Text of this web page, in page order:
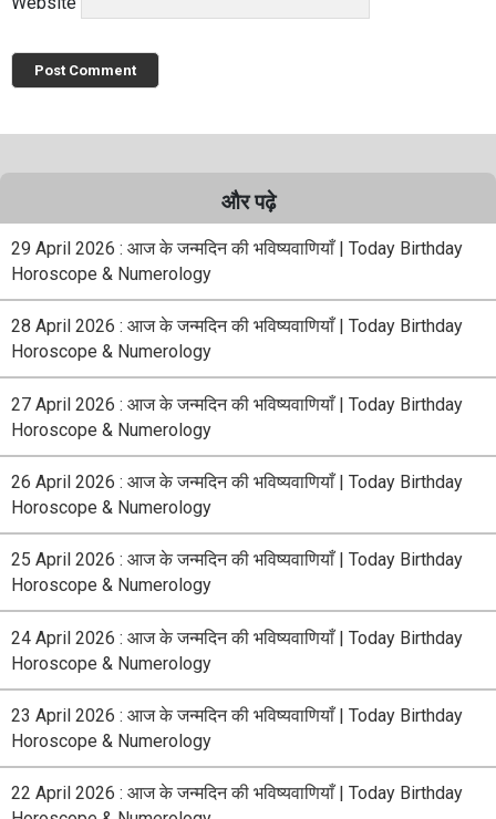
और पढ़े
29 April 2026 : आज के जन्मदिन की भविष्यवाणियाँ | Today Birthday
Horoscope & Numerology
28 April 2026 : आज के जन्मदिन की भविष्यवाणियाँ | Today Birthday
Horoscope & Numerology
27 April 2026 : आज के जन्मदिन की भविष्यवाणियाँ | Today Birthday
Horoscope & Numerology
26 April 2026 : आज के जन्मदिन की भविष्यवाणियाँ | Today Birthday
Horoscope & Numerology
25 April 2026 : आज के जन्मदिन की भविष्यवाणियाँ | Today Birthday
Horoscope & Numerology
24 April 2026 : आज के जन्मदिन की भविष्यवाणियाँ | Today Birthday
Horoscope & Numerology
23 April 2026 : आज के जन्मदिन की भविष्यवाणियाँ | Today Birthday
Horoscope & Numerology
22 April 2026 : आज के जन्मदिन की भविष्यवाणियाँ | Today Birthday